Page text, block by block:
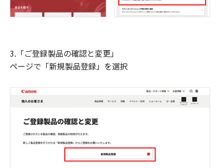
3.「ご登録製品の確認と変更」
ページで「新規製品登録」を選択